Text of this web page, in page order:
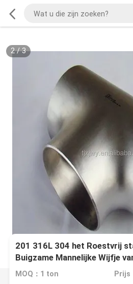
2/3
201 316L 304 het Roestvrij
Buigzame Mannelijke Wijfje
MOQ：1 ton Prijs